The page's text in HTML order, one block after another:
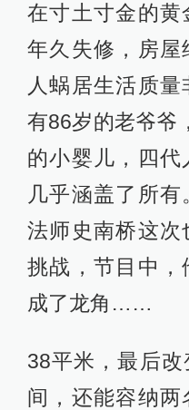
在寸土寸金的黄
年久失修，房屋
人蜗居生活质
有86岁的老爷爷
的小婴儿，四代
几乎涵盖了所
法师史南桥这次
挑战，节目中，
成了龙角……
38平米，最后
间，还能容纳